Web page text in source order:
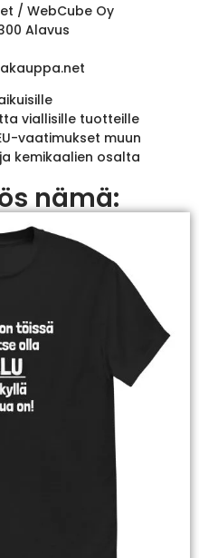
/ WebCube Oy
Alavus
viallisille tuotteille
vaatimukset muun
kemikaalien osalta
nämä: